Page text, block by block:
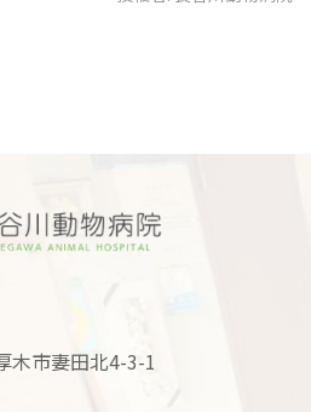
市妻田北4-3-1